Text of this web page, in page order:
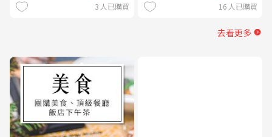
3 人已購買
16 人已購買
去看更多